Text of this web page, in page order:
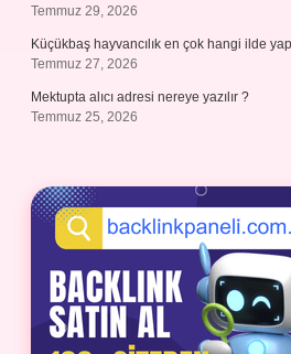
Temmuz 29, 2026
Küçükbaş hayvancılık en çok hangi ilde
Temmuz 27, 2026
Mektupta alıcı adresi nereye yazılır ?
Temmuz 25, 2026